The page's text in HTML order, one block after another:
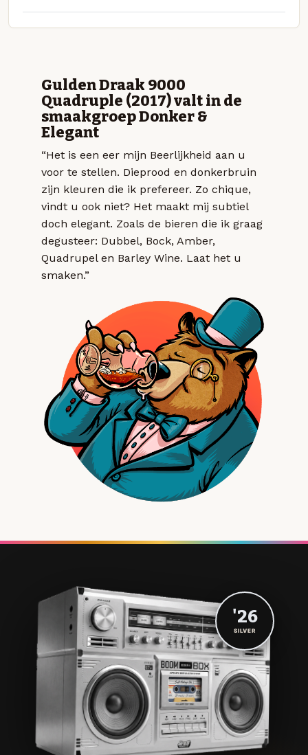
Gulden Draak 9000
Quadruple (2017) valt in de
smaakgroep Donker &
Elegant
“Het is een eer mijn Beerlijkheid aan u
voor te stellen. Dieprood en donkerbruin
zijn kleuren die ik prefereer. Zo chique,
vindt u ook niet? Het maakt mij subtiel
doch elegant. Zoals de bieren die ik graag
degusteer: Dubbel, Bock, Amber,
Quadrupel en Barley Wine. Laat het u
smaken.”
'26
SILVER